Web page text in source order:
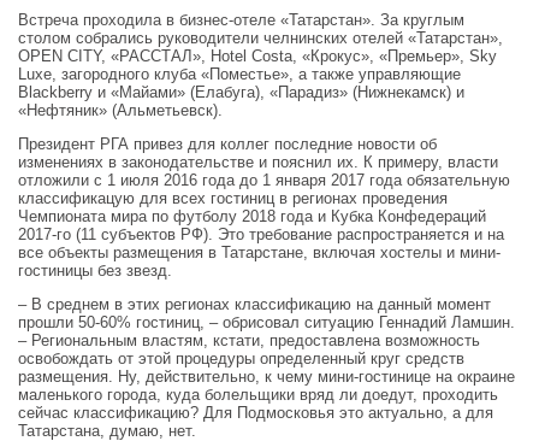
Встреча проходила в бизнес-отеле «Татарстан». За круглым
столом собрались руководители челнинских отелей «Татарстан»,
OPEN CITY, «РАССТАЛ», Hotel Costa, «Крокус», «Премьер», Sky
Luxe, загородного клуба «Поместье», а также управляющие
Blackberry и «Майами» (Елабуга), «Парадиз» (Нижнекамск) и
«Нефтяник» (Альметьевск).
Президент РГА привез для коллег последние новости об
изменениях в законодательстве и пояснил их. К примеру, власти
отложили с 1 июля 2016 года до 1 января 2017 года обязательную
классификацую для всех гостиниц в регионах проведения
Чемпионата мира по футболу 2018 года и Кубка Конфедераций
2017-го (11 субъектов РФ). Это требование распространяется и на
все объекты размещения в Татарстане, включая хостелы и мини-
гостиницы без звезд.
– В среднем в этих регионах классификацию на данный момент
прошли 50-60% гостиниц, – обрисовал ситуацию Геннадий Ламшин.
– Региональным властям, кстати, предоставлена возможность
освобождать от этой процедуры определенный круг средств
размещения. Ну, действительно, к чему мини-гостинице на окраине
маленького города, куда болельщики вряд ли доедут, проходить
сейчас классификацию? Для Подмосковья это актуально, а для
Татарстана, думаю, нет.